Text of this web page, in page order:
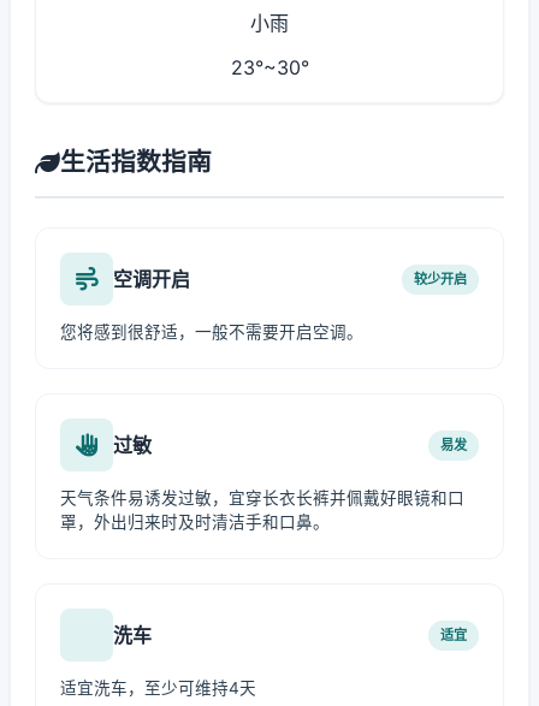
小雨
23°~30°
生活指数指南
空调开启 较少开启
您将感到很舒适，一般不需要开启空调。
过敏 易发
天气条件易诱发过敏，宜穿长衣长裤并佩戴好眼镜和口
罩，外出归来时及时清洁手和口鼻。
洗车 适宜
适宜洗车，至少可维持4天